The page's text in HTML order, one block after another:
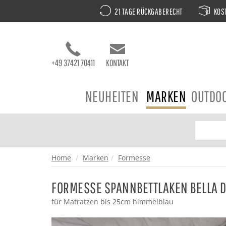
21 TAGE RÜCKGABERECHT
+49 37421 70411 KONTAKT
NEUHEITEN MARKEN
Home Marken Formesse
FORMESSE SPANNBETTLAKEN
für Matratzen bis 25cm himmelblau